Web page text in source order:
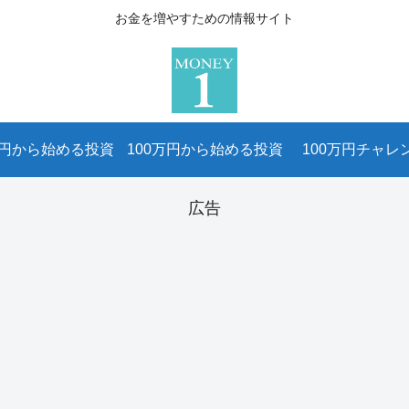
お金を増やすための情報サイト
から始める投資 100万円から始める投資 100万円チャレ
広告